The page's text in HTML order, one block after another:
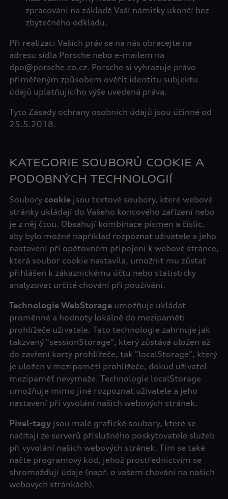
zpracování na základě Vaší námitky ukončí bez
zbytečného odkladu.
Při realizaci Vašich práv se na nás obracejte na
adresu sídla Porsche nebo e-mailem na
dpo@porsche.co.cz. Porsche si vyhrazuje právo
přiměřeným způsobem ověřit identitu subjektu
údajů uplatňujícího výše uvedená práva.
Tyto Zásady ochrany osobních údajů jsou účinné od
25.5.2018.
KATEGORIE SOUBORŮ COOKIE A
PODOBNÝCH TECHNOLOGIÍ
Soubory cookiejsou textové soubory, které webové
stránky ukládají do Vašeho koncového zařízení nebo
je z něj čtou. Obsahují kombinace písmen a číslic,
aby bylo možné například rozpoznat uživatele a jeho
nastavení při opětovném připojení k webové stránce,
která soubor cookie nastavila, umožnit mu zůstat
přihlášen k zákaznickému účtu nebo statisticky
analyzovat určité chování při používání.
Technologie WebStorageumožňuje ukládat
proměnné a hodnoty lokálně do mezipaměti
prohlížeče uživatele. Tato technologie zahrnuje jak
takzvaný "sessionStorage", který zůstává uložen až
do zavření karty prohlížeče, tak "localStorage", který
je uložen v mezipaměti prohlížeče, dokud uživatel
mezipaměť nevymaže. Technologie localStorage
umožňuje mimo jiné rozpoznat uživatele a jeho
nastavení při vyvolání našich webových stránek.
Pixel-tagyjsou malé grafické soubory, které se
načítají ze serverů příslušného poskytovatele služeb
při vyvolání našich webových stránek. Tím se také
načte programový kód, jehož prostřednictvím se
shromažďují údaje (např. o vašem chování na našich
webových stránkách).